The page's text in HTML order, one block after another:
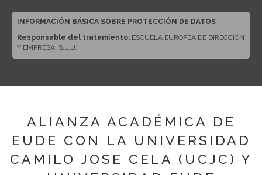
INFORMACIÓN BÁSICA SOBRE PROTECCIÓN DE DATOS
Responsable del tratamiento: ESCUELA EUROPEA DE DIRECCIÓN
Y EMPRESA, S.L.U.
Solo le enviaremos publicidad con su autorización previa,
que podrá facilitarnos mediante la casilla correspondiente establecida al
efecto.
consentimiento previo, que podrá facilitarnos mediante la casilla
ALIANZA ACADÉMICA DE
EUDE CON LA UNIVERSIDAD
CAMILO JOSE CELA (UCJC) Y